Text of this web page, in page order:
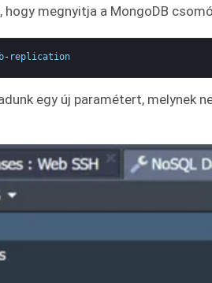
hogy megnyitja a MongoDB
- replication
egy új paramétert, melynek